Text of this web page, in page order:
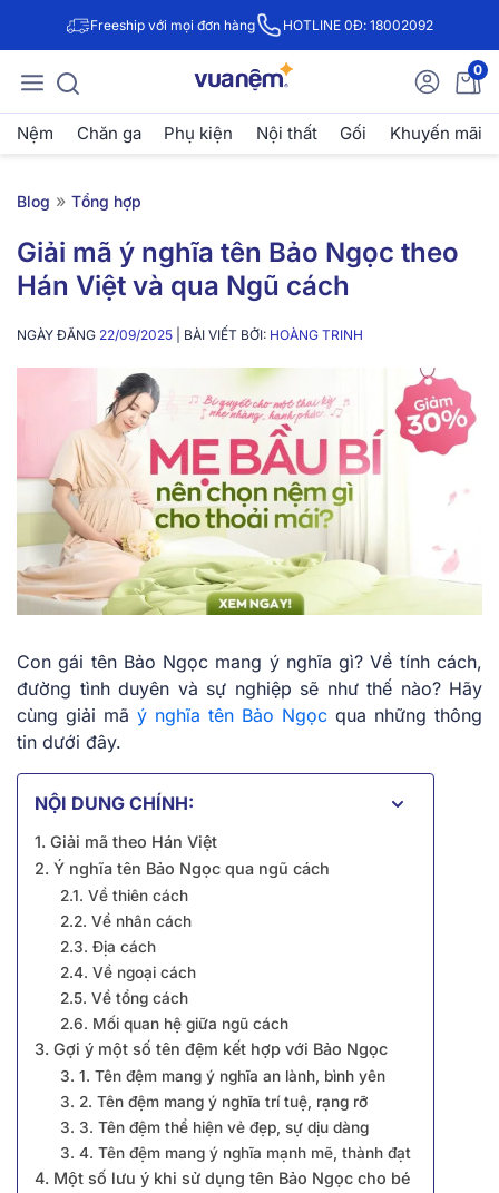
Freeship với mọi đơn hàng HOTLINE 0Đ: 18002092
0
Nệm Chăn ga Phụ kiện Nội thất Gối Khuyến mãi
Blog » Tổng hợp
Giải mã ý nghĩa tên Bảo Ngọc theo
Hán Việt và qua Ngũ cách
NGÀY ĐĂNG 22/09/2025 | BÀI VIẾT BỞI: HOÀNG TRINH
Con gái tên Bảo Ngọc mang ý nghĩa gì? Về tính cách,
đường tình duyên và sự nghiệp sẽ như thế nào? Hãy
cùng giải mã ý nghĩa tên Bảo Ngọc qua những thông
tin dưới đây.
NỘI DUNG CHÍNH:
1. Giải mã theo Hán Việt
2. Ý nghĩa tên Bảo Ngọc qua ngũ cách
2.1. Về thiên cách
2.2. Về nhân cách
2.3. Địa cách
2.4. Về ngoại cách
2.5. Về tổng cách
2.6. Mối quan hệ giữa ngũ cách
3. Gợi ý một số tên đệm kết hợp với Bảo Ngọc
3. 1. Tên đệm mang ý nghĩa an lành, bình yên
3. 2. Tên đệm mang ý nghĩa trí tuệ, rạng rỡ
3. 3. Tên đệm thể hiện vẻ đẹp, sự dịu dàng
3. 4. Tên đệm mang ý nghĩa mạnh mẽ, thành đạt
4. Một số lưu ý khi sử dụng tên Bảo Ngọc cho bé